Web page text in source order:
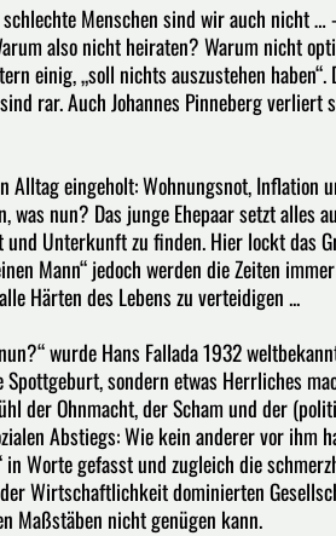
Menschen sind wir auch nicht
also nicht heiraten? Warum nicht
einig, „soll nichts auszustehen
rar. Auch Johannes Pinneberg
Alltag eingeholt: Wohnungsnot, Inflation
nun? Das junge Ehepaar setzt alles
Unterkunft zu finden. Hier lockt das
Mann“ jedoch werden die Zeiten
Härten des Lebens zu verteidigen ...
wurde Hans Fallada 1932
sondern etwas Herrliches
der Ohnmacht, der Scham und der
Abstiegs: Wie kein anderer vor ihm
in Worte gefasst und zugleich die
Wirtschaftlichkeit dominierten
Maßstäben nicht genügen kann.